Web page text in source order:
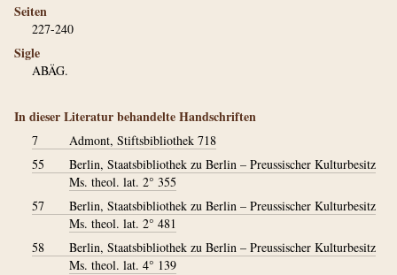
Seiten
227-240
Sigle
ABÄG.
In dieser Literatur behandelte Handschriften
7
Admont, Stiftsbibliothek 718
55
Berlin, Staatsbibliothek zu Berlin – Preussischer Kulturbesitz
Ms. theol. lat. 2° 355
57
Berlin, Staatsbibliothek zu Berlin – Preussischer Kulturbesitz
Ms. theol. lat. 2° 481
58
Berlin, Staatsbibliothek zu Berlin – Preussischer Kulturbesitz
Ms. theol. lat. 4° 139